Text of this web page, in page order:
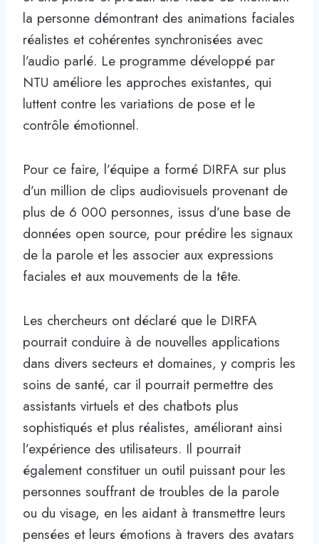
la personne démontrant des animations faciales
réalistes et cohérentes synchronisées avec
l’audio parlé. Le programme développé par
NTU améliore les approches existantes, qui
luttent contre les variations de pose et le
contrôle émotionnel.
Pour ce faire, l’équipe a formé DIRFA sur plus
d’un million de clips audiovisuels provenant de
plus de 6 000 personnes, issus d’une base de
données open source, pour prédire les signaux
de la parole et les associer aux expressions
faciales et aux mouvements de la tête.
Les chercheurs ont déclaré que le DIRFA
pourrait conduire à de nouvelles applications
dans divers secteurs et domaines, y compris les
soins de santé, car il pourrait permettre des
assistants virtuels et des chatbots plus
sophistiqués et plus réalistes, améliorant ainsi
l’expérience des utilisateurs. Il pourrait
également constituer un outil puissant pour les
personnes souffrant de troubles de la parole
ou du visage, en les aidant à transmettre leurs
pensées et leurs émotions à travers des avatars